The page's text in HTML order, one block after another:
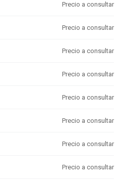
Precio a consultar
Precio a consultar
Precio a consultar
Precio a consultar
Precio a consultar
Precio a consultar
Precio a consultar
Precio a consultar